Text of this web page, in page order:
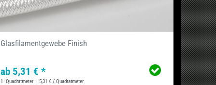
Glasfilamentgewebe Finish
ab 5,31 € *
1 Quadratmeter | 5,31 € / Quadratmeter